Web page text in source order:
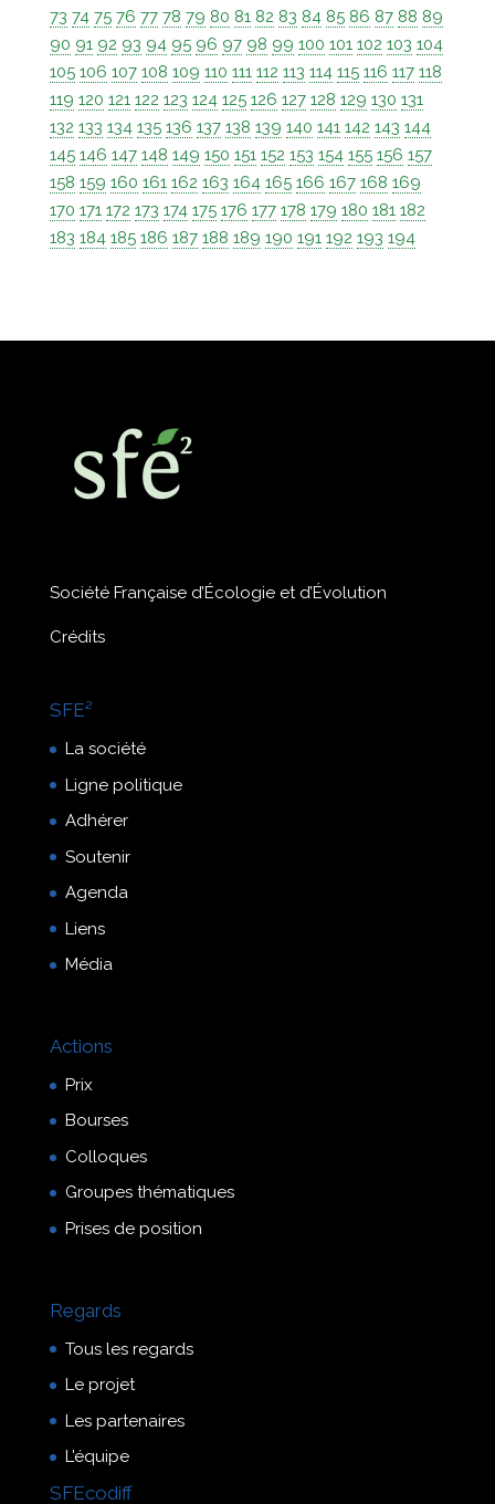
73 74 75 76 77 78 79 80 81 82 83 84 85 86 87 88 89
90 91 92 93 94 95 96 97 98 99 100 101 102 103 104
105 106 107 108 109 110 111 112 113 114 115 116 117 118
119 120 121 122 123 124 125 126 127 128 129 130 131
132 133 134 135 136 137 138 139 140 141 142 143 144
145 146 147 148 149 150 151 152 153 154 155 156 157
158 159 160 161 162 163 164 165 166 167 168 169
170 171 172 173 174 175 176 177 178 179 180 181 182
183 184 185 186 187 188 189 190 191 192 193 194
Société Française d’Écologie et d’Évolution
Crédits
SFE²
La société
Ligne politique
Adhérer
Soutenir
Agenda
Liens
Média
Actions
Prix
Bourses
Colloques
Groupes thématiques
Prises de position
Regards
Tous les regards
Le projet
Les partenaires
L’équipe
SFEcodiff